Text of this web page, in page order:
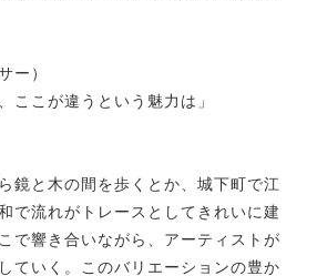
ー）
ここが違うという魅力は」
鏡と木の間を歩くとか、城下町で江
で流れがトレースとしてきれいに建
で響き合いながら、アーティストが
ていく。このバリエーションの豊か